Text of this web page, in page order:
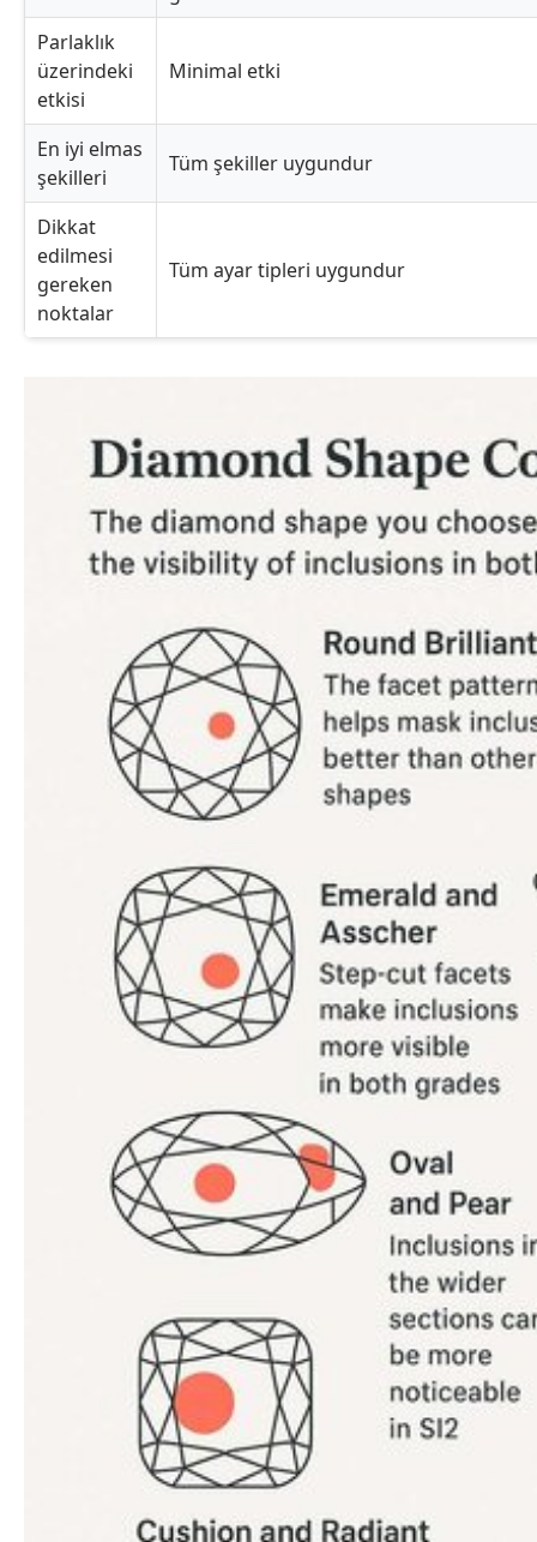
Parlaklık
üzerindeki
etkisi
Minimal etki
En iyi elmas
şekilleri
Tüm şekiller uygundur
Dikkat
edilmesi
gereken
noktalar
Tüm ayar tipleri uygundur